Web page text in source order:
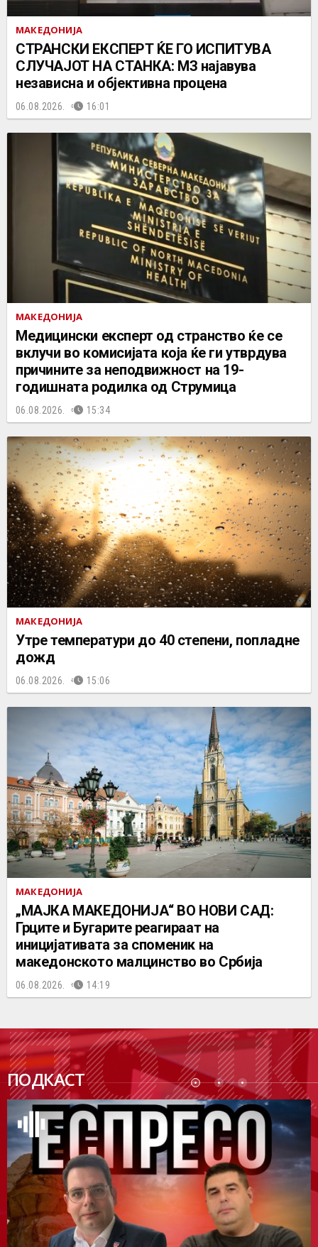
МАКЕДОНИЈА
СТРАНСКИ ЕКСПЕРТ ЌЕ ГО ИСПИТУВА
СЛУЧАЈОТ НА СТАНКА: МЗ најавува
независна и објективна процена
06.08.2026. 16:01
МАКЕДОНИЈА
Медицински експерт од странство ќе се
вклучи во комисијата која ќе ги утврдува
причините за неподвижност на 19-
годишната родилка од Струмица
06.08.2026. 15:34
МАКЕДОНИЈА
Утре температури до 40 степени, попладне
дожд
06.08.2026. 15:06
МАКЕДОНИЈА
„МАЈКА МАКЕДОНИЈА“ ВО НОВИ САД:
Грците и Бугарите реагираат на
иницијативата за споменик на
македонското малцинство во Србија
06.08.2026. 14:19
ПОДКАСТ
ПОДК
АСТ